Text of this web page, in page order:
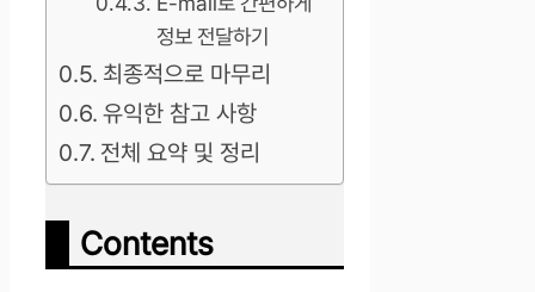
정보 전달하기
최종적으로 마무리
유익한 참고 사항
전체 요약 및 정리
Contents